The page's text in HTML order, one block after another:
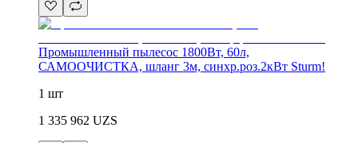
Промышленный пылесос 1800Вт, 60л,
САМООЧИСТКА, шланг 3м, синхр.роз.2кВт Sturm!
1 шт
1 335 962 UZS